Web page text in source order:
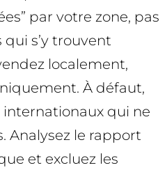
par votre zone, pas
s’y trouvent
localement,
À défaut,
internationaux qui ne
Analysez le rapport
et excluez les